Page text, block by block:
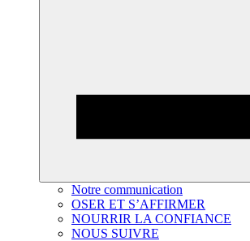
Notre communication
OSER ET S’AFFIRMER
NOURRIR LA CONFIANCE
NOUS SUIVRE